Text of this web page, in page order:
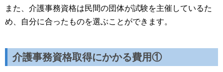
また、介護事務資格は民間の団体が試験を主催しているた
め、自分に合ったものを選ぶことができます。
介護事務資格取得にかかる費用①